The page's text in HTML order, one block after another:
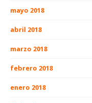
mayo 2018
abril 2018
marzo 2018
febrero 2018
enero 2018